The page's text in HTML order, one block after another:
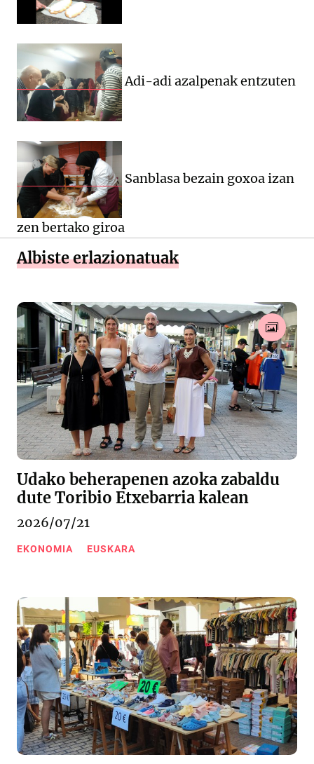
Adi-adi azalpenak entzuten
Sanblasa bezain goxoa izan
zen bertako giroa
Albiste erlazionatuak
Udako beherapenen azoka zabaldu
dute Toribio Etxebarria kalean
2026/07/21
EKONOMIA EUSKARA